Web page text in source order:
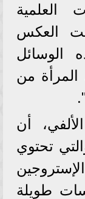
العلمية
العكس
الوسائل
من
أن
تحتوي
طويلة